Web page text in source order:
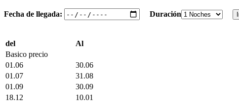
Fecha de llegada: Duración
del Al
Basico precio
01.06
30.06
01.07
31.08
01.09
30.09
18.12
10.01